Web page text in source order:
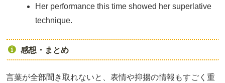
Her performance this time showed her superlative
technique.
感想・まとめ
言葉が全部聞き取れないと、表情や抑揚の情報もすごく重